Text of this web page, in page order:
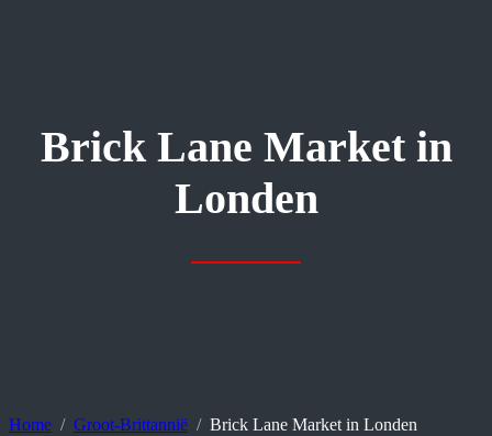
Brick Lane Market in
Londen
Home Groot-Brittannië Brick Lane Market in Londen